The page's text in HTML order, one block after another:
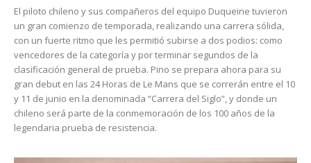
El piloto chileno y sus compañeros del equipo Duqueine tuvieron
un gran comienzo de temporada, realizando una carrera sólida,
con un fuerte ritmo que les permitió subirse a dos podios: como
vencedores de la categoría y por terminar segundos de la
clasificación general de prueba. Pino se prepara ahora para su
gran debut en las 24 Horas de Le Mans que se correrán entre el 10
y 11 de junio en la denominada “Carrera del Siglo”, y donde un
chileno será parte de la conmemoración de los 100 años de la
legendaria prueba de resistencia.